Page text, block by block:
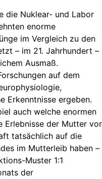
die Nuklear- und Labor
enorme
im Vergleich zu den
– im 21. Jahrhundert –
Ausmaß.
auf dem
Erkenntnisse ergeben.
auch welche enormen
Erlebnisse der Mutter vor
tatsächlich auf die
im Mutterleib haben –
Muster 1:1
der